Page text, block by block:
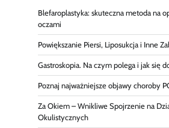
Blefaroplastyka: skuteczna metoda na
oczami
Powiększanie Piersi, Liposukcja i Inne
Gastroskopia. Na czym polega i jak się
Poznaj najważniejsze objawy choroby
Za Okiem – Wnikliwe Spojrzenie na
Okulistycznych